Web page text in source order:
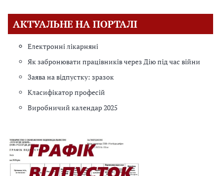
АКТУАЛЬНЕ НА ПОРТАЛІ
Електронні лікарняні
Як забронювати працівників через Дію під час війни
Заява на відпустку: зразок
Класифікатор професій
Виробничий календар 2025